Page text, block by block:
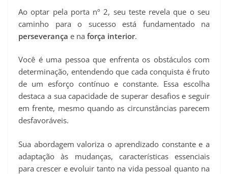
Ao optar pela porta nº 2, seu teste revela que o seu
caminho para o sucesso está fundamentado na
perseverança e na força interior.
Você é uma pessoa que enfrenta os obstáculos com
determinação, entendendo que cada conquista é fruto
de um esforço contínuo e constante. Essa escolha
destaca a sua capacidade de superar desafios e seguir
em frente, mesmo quando as circunstâncias parecem
desfavoráveis.
Sua abordagem valoriza o aprendizado constante e a
adaptação às mudanças, características essenciais
para crescer e evoluir tanto na vida pessoal quanto na